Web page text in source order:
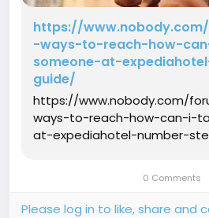
https://
-ways-to-reach-how-
someone-at-
guide/
https://www.nobody.com/
ways-to-reach-how-can-i-
at-expediahotel-number-
0 Comments
Please log in to like, share and